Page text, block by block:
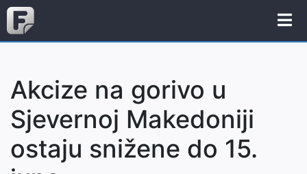
Akcize na gorivo u
Sjevernoj Makedoniji
ostaju snižene do 15.